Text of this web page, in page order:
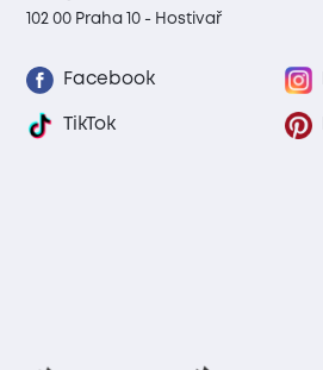
102 00 Praha 10 - Hostivař
Facebook
TikTok